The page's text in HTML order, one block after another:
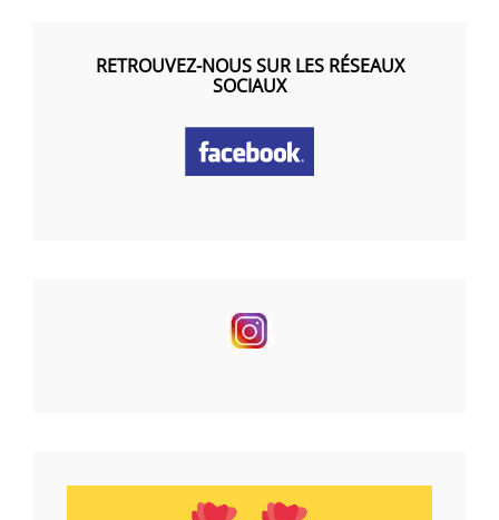
RETROUVEZ-NOUS SUR LES RÉSEAUX
SOCIAUX